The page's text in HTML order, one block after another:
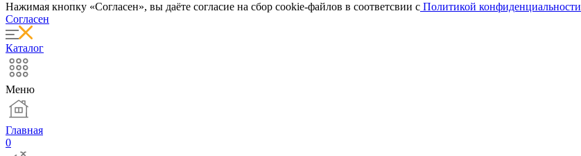
Нажимая кнопку «Согласен», вы даёте cогласие на сбор cookie-файлов в соответсвии с Политикой конфиденциальности
Согласен
Каталог
Меню
Главная
0